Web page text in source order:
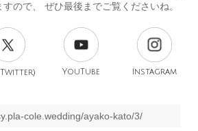
ので、 ぜひ最後までご覧くださいね。
Twitter) YouTube Instagram
cole.wedding/ayako-kato/3/